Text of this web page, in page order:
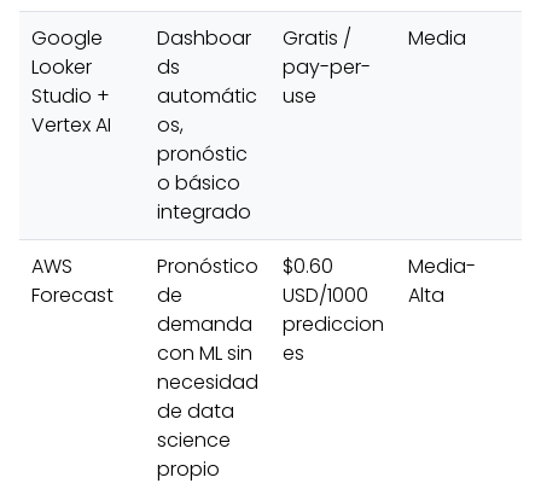
Google
Looker
Studio +
Vertex AI
Dashboar
ds
automátic
os,
pronóstic
o básico
integrado
Gratis /
pay-per-
use
Media
AWS
Forecast
Pronóstico
de
demanda
con ML sin
necesidad
de data
science
propio
$0.60
USD/1000
prediccion
es
Media-
Alta